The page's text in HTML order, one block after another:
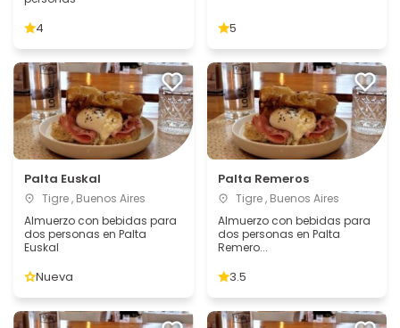
4 5
Palta Euskal
Tigre , Buenos Aires
Almuerzo con bebidas para
dos personas en Palta
Euskal
Nueva
Palta Remeros
Tigre , Buenos Aires
Almuerzo con bebidas para
dos personas en Palta
Remero...
3.5